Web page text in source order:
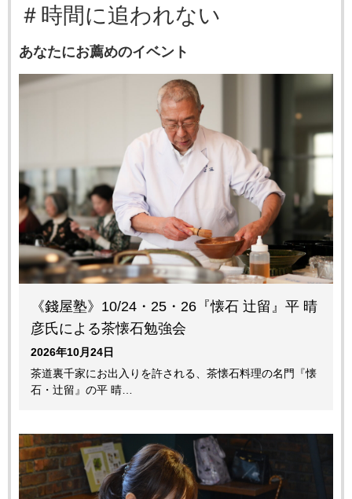
＃時間に追われない
あなたにお薦めのイベント
《錢屋塾》10/24・25・26『懐石 辻留』平 晴
彦氏による茶懐石勉強会
2026年10月24日
茶道裏千家にお出入りを許される、茶懐石料理の名門『懐
石・辻留』の平 晴…